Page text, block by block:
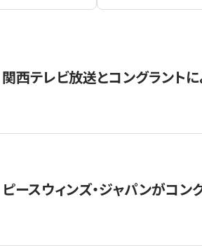
関西テレビ放送とコングラント
ピースウィンズ・ジャパンがコ